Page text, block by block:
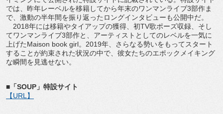
では、昨年レーベルを移籍してから年末のワンマンライブ3部作ま
で、激動の半年間を振り返ったロングインタビューも公開中だ。
2018年には移籍やタイアップの獲得、初TV歌ポーズ収録、そし
てワンマンライブ3部作と、アーティストとしてのレベルを一気に
上げたMaison book girl。2019年、さらなる勢いをもってスタート
することが約束された状況の中で、彼女たちのエポックメイキング
な瞬間を見逃せない。
■「SOUP」特設サイト
【URL】